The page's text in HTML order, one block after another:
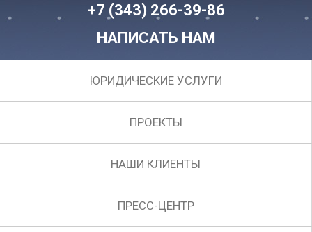
+7 (343) 266-39-86
НАПИСАТЬ НАМ
ЮРИДИЧЕСКИЕ УСЛУГИ
ПРОЕКТЫ
НАШИ КЛИЕНТЫ
ПРЕСС-ЦЕНТР